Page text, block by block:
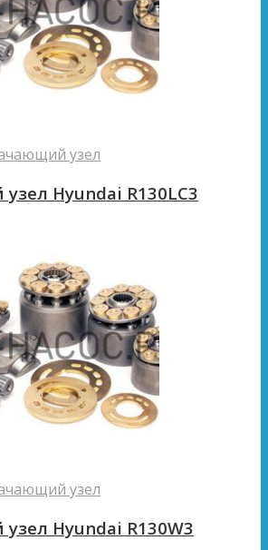
узел
Hyundai R130LC3
узел
Hyundai R130W3